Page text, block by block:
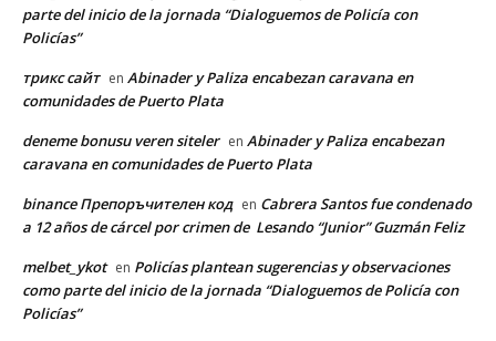
parte del inicio de la jornada “Dialoguemos de Policía con
Policías”
трикс сайт en Abinader y Paliza encabezan caravana en
comunidades de Puerto Plata
deneme bonusu veren siteler en Abinader y Paliza encabezan
caravana en comunidades de Puerto Plata
binance Препоръчителен код en Cabrera Santos fue condenado
a 12 años de cárcel por crimen de Lesando “Junior” Guzmán Feliz
melbet_ykot en Policías plantean sugerencias y observaciones
como parte del inicio de la jornada “Dialoguemos de Policía con
Policías”